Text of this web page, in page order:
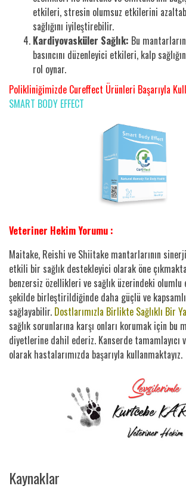
etkileri, stresin olumsuz etkilerini
sağlığını iyileştirebilir.
Kardiyovasküler Sağlık: Bu
basıncını düzenleyici etkileri, kalp
rol oynar.
Polikliniğimizde Cureffect Ürünleri Başarıyla
SMART BODY EFFECT
Veteriner Hekim Yorumu :
Maitake, Reishi ve Shiitake mantarlarının
etkili bir sağlık destekleyici olarak öne
benzersiz özellikleri ve sağlık üzerindeki
şekilde birleştirildiğinde daha güçlü ve
sağlayabilir. Dostlarımızla Birlikte Sağlıklı Bir
sağlık sorunlarına karşı onları korumak için bu
diyetlerine dahil ederiz. Kanserde
olarak hastalarımızda başarıyla kullanmaktayız.
Kaynaklar